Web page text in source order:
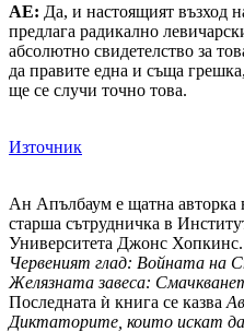
АЕ: Да, и настоящият възход
предлага радикално
абсолютно свидетелство за
да правите една и съща
ще се случи точно това.
Източник
Ан Апълбаум е щатна авторка
старша сътрудничка в
Университета Джонс
Червеният глад: Войната на
Желязната завеса:
Последната ѝ книга се казва
Диктаторите, които искат